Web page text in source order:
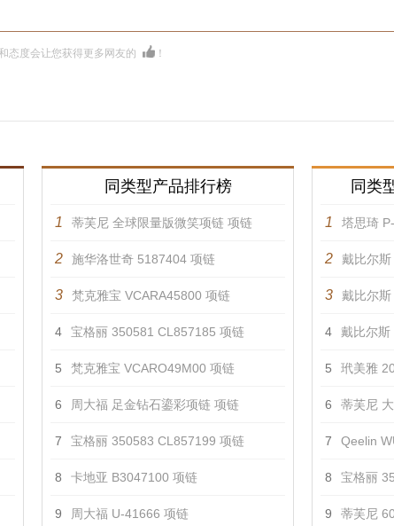
态度会让您获得更多网友的 ！
同类型产品排行榜
1 蒂芙尼 全球限量版微笑项链 项链
2 施华洛世奇 5187404 项链
3 梵克雅宝 VCARA45800 项链
4 宝格丽 350581 CL857185 项链
5 梵克雅宝 VCARO49M00 项链
6 周大福 足金钻石鎏彩项链 项链
7 宝格丽 350583 CL857199 项链
8 卡地亚 B3047100 项链
9 周大福 U-41666 项链
同类
1 塔思琦
2 戴比尔
3 戴比尔
4 戴比尔
5 玳美雅
6 蒂芙尼
7 Qeelin
8 宝格丽
9 蒂芙尼